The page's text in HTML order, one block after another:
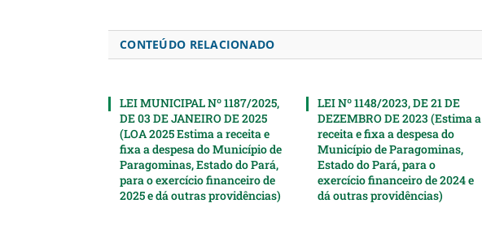
CONTEÚDO RELACIONADO
LEI MUNICIPAL Nº 1187/2025,
DE 03 DE JANEIRO DE 2025
(LOA 2025 Estima a receita e
fixa a despesa do Município de
Paragominas, Estado do Pará,
para o exercício financeiro de
2025 e dá outras providências)
LEI Nº 1148/2023, DE 21 DE
DEZEMBRO DE 2023 (Estima a
receita e fixa a despesa do
Município de Paragominas,
Estado do Pará, para o
exercício financeiro de 2024 e
dá outras providências)